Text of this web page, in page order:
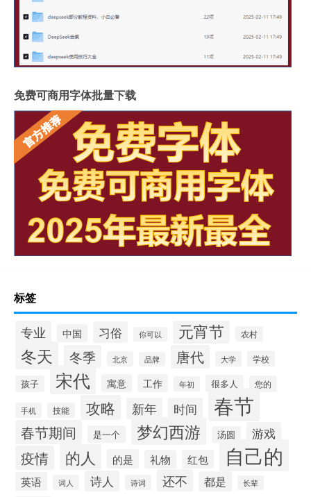
免费可商用字体批量下载
标签
专业 中国 习俗 你可以 元宵节 农村
冬天 冬季 北京 品牌 唐代 大学 学校
孩子 宋代 寓意 工作 年初 很多人 您的
手机 技能 攻略 新年 时间 春节
春节期间 是一个 梦幻西游 汤圆 游戏
疫情 的人 的是 礼物 红包 自己的
英语 词人 诗人 诗词 还不 都是 长辈